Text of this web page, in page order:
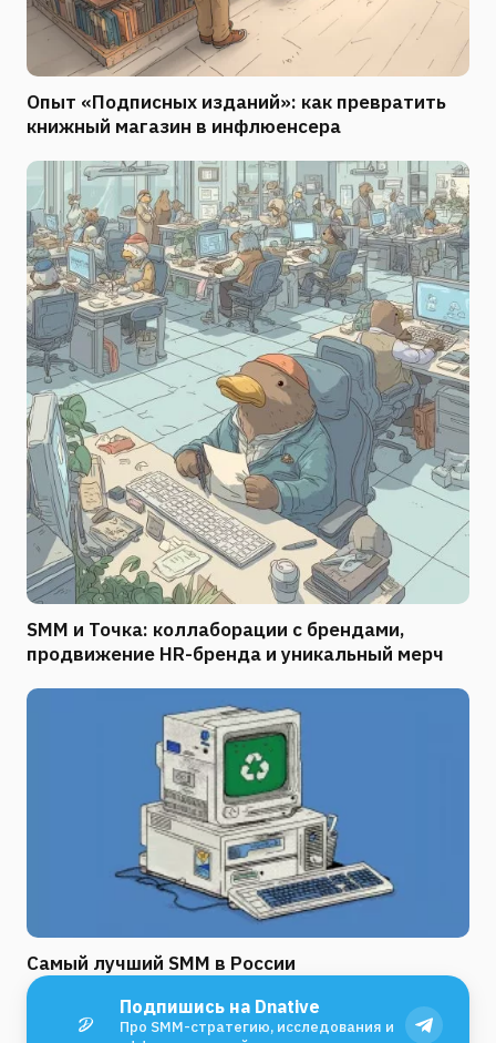
Опыт «Подписных изданий»: как превратить
книжный магазин в инфлюенсера
SMM и Точка: коллаборации с брендами,
продвижение HR-бренда и уникальный мерч
Самый лучший SMM в России
Подпишись на Dnative
Про SMM-стратегию, исследования и